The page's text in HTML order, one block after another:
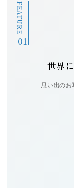
新着情報
FEATURE
世界
思い出のお